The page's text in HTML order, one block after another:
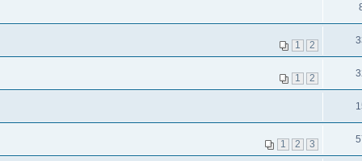
1 2
1 2
1 2 3